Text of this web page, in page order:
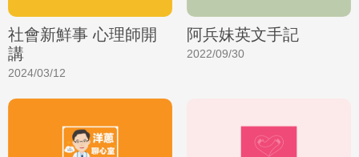
社會新鮮事 心理師開
講
2024/03/12
阿兵妹英文手記
2022/09/30